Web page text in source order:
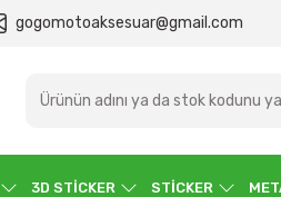
gogomotoaksesuar@gmail.com
3D STİCKER STİCKER